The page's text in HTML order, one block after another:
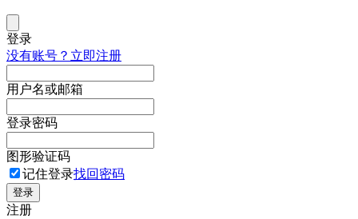
登录
没有账号？立即注册
用户名或邮箱
登录密码
图形验证码
记住登录找回密码
登录
注册